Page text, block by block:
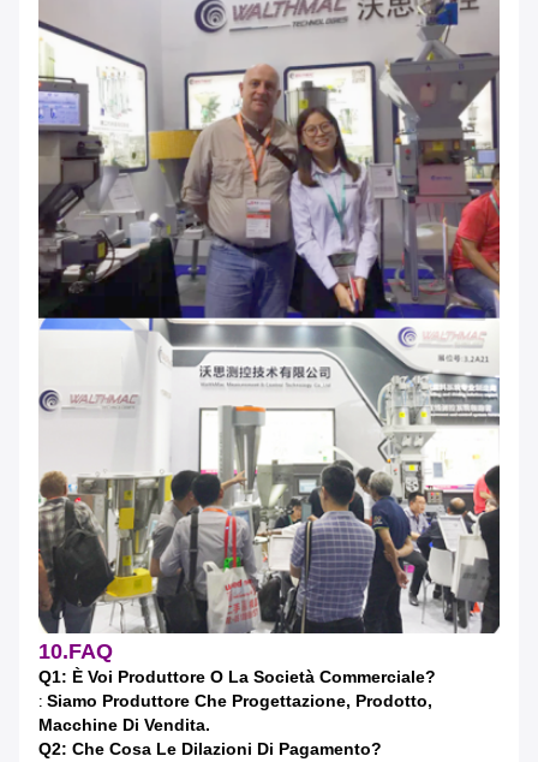
10.FAQ
Q1: È Voi Produttore O La Società Commerciale?
: Siamo Produttore Che Progettazione, Prodotto,
Macchine Di Vendita.
Q2: Che Cosa Le Dilazioni Di Pagamento?